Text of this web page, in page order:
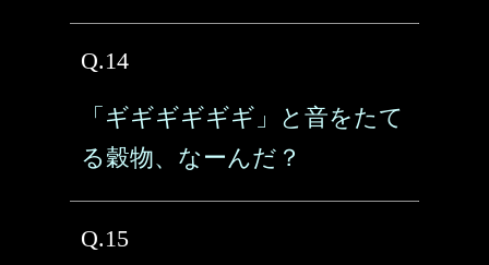
Q.14
「ギギギギギギ」と音をたて
る穀物、なーんだ？
Q.15